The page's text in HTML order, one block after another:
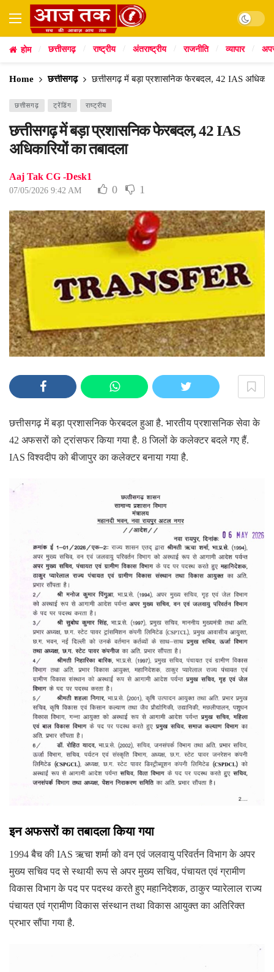
Dark
होम छत्तीसगढ़ राष्ट्रीय अंतराष्ट्रीय राजनीति व्यापार
Home छत्तीसगढ़ छत्तीसगढ़ में बड़ा प्रशासनिक फेरबदल, 42 IAS
छत्तीसगढ़ ट्रेंडिंग राष्ट्रीय
छत्तीसगढ़ में बड़ा प्रशासनिक फेरबदल, 42 IAS
अधिकारियों का तबादला
Aaj Tak CG -Desk1
07/05/2026 9:42 AM 0 1
छत्तीसगढ़ में बड़ा प्रशासनिक फेरबदल हुआ है. भारतीय प्रशासनिक सेवा के
42 अफसरों को ट्रांसफर किया गया है. 8 जिलों के कलेक्टर बदले गए हैं.
IAS विश्वदीप को बीजापुर का कलेक्टर बनाया गया है.
इन अफसरों का तबादला किया गया
1994 बैच की IAS ऋचा शर्मा को वन एवं जलवायु परिवर्तन विभाग के अपर
मुख्य सचिव पद से स्थायी रूप से अपर मुख्य सचिव, पंचायत एवं ग्रामीण
विकास विभाग के पद पर पदस्थ करते हुए महानिदेशक, ठाकुर प्यारेलाल राज्य
पंचायत एवं ग्रामीण विकास संस्थान तथा विकास आयुक्त का अतिरिक्त
प्रभार सौंपा गया है.